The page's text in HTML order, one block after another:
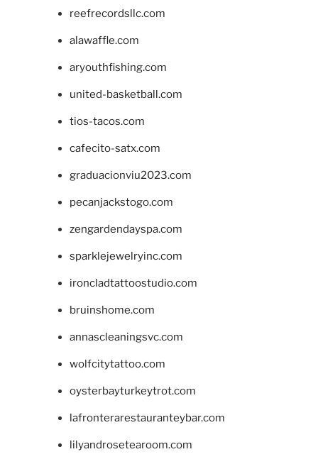
reefrecordsllc.com
alawaffle.com
aryouthfishing.com
united-basketball.com
tios-tacos.com
cafecito-satx.com
graduacionviu2023.com
pecanjackstogo.com
zengardendayspa.com
sparklejewelryinc.com
ironcladtattoostudio.com
bruinshome.com
annascleaningsvc.com
wolfcitytattoo.com
oysterbayturkeytrot.com
lafronterarestauranteybar.com
lilyandrosetearoom.com